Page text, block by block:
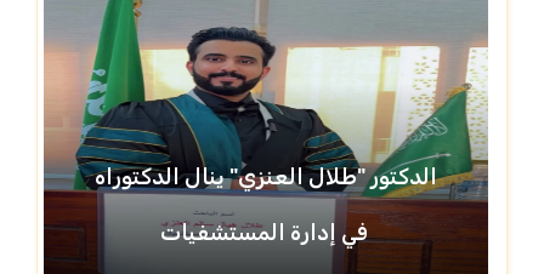
الدكتور "طلال العنزي" ينال الدكتوراه
في إدارة المستشفيات